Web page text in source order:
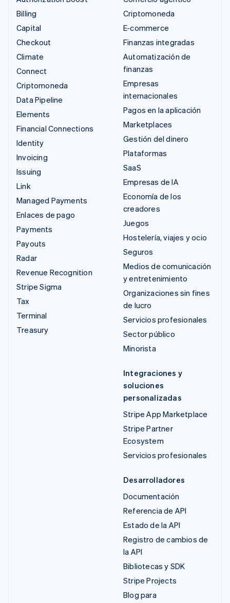
Billing
Capital
Checkout
Climate
Connect
Criptomoneda
Data Pipeline
Elements
Financial Connections
Identity
Invoicing
Issuing
Link
Managed Payments
Enlaces de pago
Payments
Payouts
Radar
Revenue Recognition
Stripe Sigma
Tax
Terminal
Treasury
Criptomoneda
E-commerce
Finanzas integradas
Automatización de
finanzas
Empresas
internacionales
Pagos en la aplicación
Marketplaces
Gestión del dinero
Plataformas
SaaS
Empresas de IA
Economía de los
creadores
Juegos
Hostelería, viajes y ocio
Seguros
Medios de comunicación
y entretenimiento
Organizaciones sin fines
de lucro
Servicios profesionales
Sector público
Minorista
Integraciones y
soluciones
personalizadas
Stripe App Marketplace
Stripe Partner
Ecosystem
Servicios profesionales
Desarrolladores
Documentación
Referencia de API
Estado de la API
Registro de cambios de
la API
Bibliotecas y SDK
Stripe Projects
Blog para